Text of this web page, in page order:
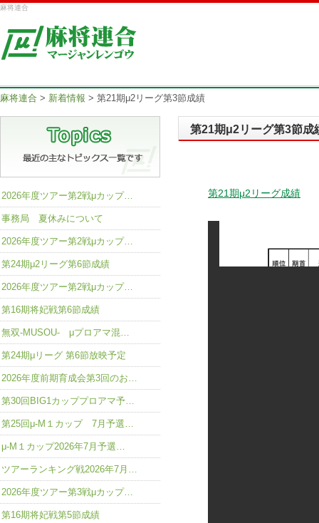
麻将連合
麻将連合 > 新着情報 > 第21期μ2リーグ第3節成績
第21期μ2リーグ第3節成
第21期μ2リーグ成績
2026年度ツアー第2戦μカップ…
事務局 夏休みについて
2026年度ツアー第2戦μカップ…
第24期μ2リーグ第6節成績
2026年度ツアー第2戦μカップ…
第16期将妃戦第6節成績
無双-MUSOU- μプロアマ混…
第24期μリーグ 第6節放映予定
2026年度前期育成会第3回のお…
第30回BIG1カッププロアマ予…
第25回μ-M１カップ 7月予選…
μ-M１カップ2026年7月予選…
ツアーランキング戦2026年7月…
2026年度ツアー第3戦μカップ…
第16期将妃戦第5節成績